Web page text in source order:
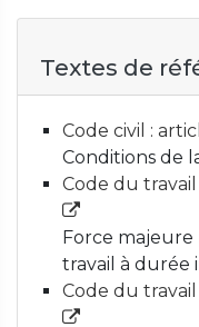
Textes de
Code civil :
Conditions de
Code du travail
Force
travail à durée
Code du travail